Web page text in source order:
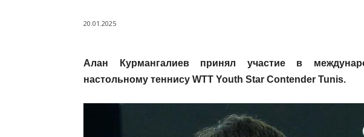
20.01.2025
Алан Курмангалиев принял участие в
настольному теннису WTT Youth Star Contender Tunis.